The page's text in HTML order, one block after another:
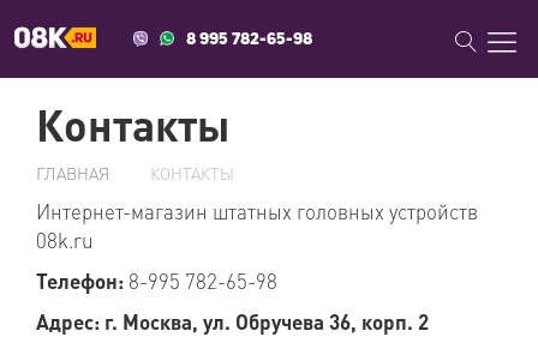
8 995 782-65-98
Контакты
ГЛАВНАЯ КОНТАКТЫ
Интернет-магазин штатных головных устройств
08k.ru
Телефон: 8-995 782-65-98
Адрес: г. Москва, ул. Обручева 36, корп. 2